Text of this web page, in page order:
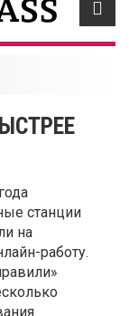
станции
на
работу.